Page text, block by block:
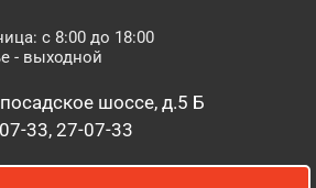
с 8:00 до 18:00
- выходной
шоссе, д.5 Б
33, 27-07-33